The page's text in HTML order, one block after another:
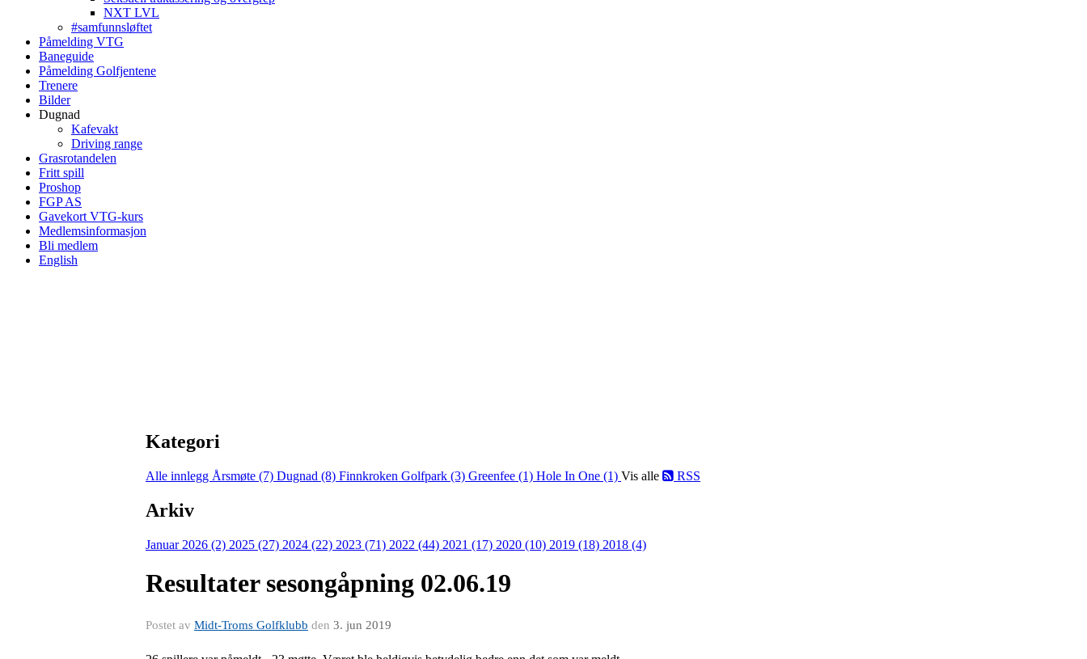
NXT LVL
#samfunnsløftet
Påmelding VTG
Baneguide
Påmelding Golfjentene
Trenere
Bilder
Dugnad
Kafevakt
Driving range
Grasrotandelen
Fritt spill
Proshop
FGP AS
Gavekort VTG-kurs
Medlemsinformasjon
Bli medlem
English
Kategori
Alle innlegg Årsmøte (7) Dugnad (8) Finnkroken Golfpark (3) Greenfee (1) Hole In One (1) Vis alle RSS
Arkiv
Januar 2026 (2) 2025 (27) 2024 (22) 2023 (71) 2022 (44) 2021 (17) 2020 (10) 2019 (18) 2018 (4)
Resultater sesongåpning 02.06.19
Postet av Midt-Troms Golfklubb den 3. jun 2019